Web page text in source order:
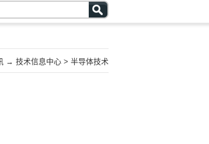
→ 技术信息中心 > 半导体技术